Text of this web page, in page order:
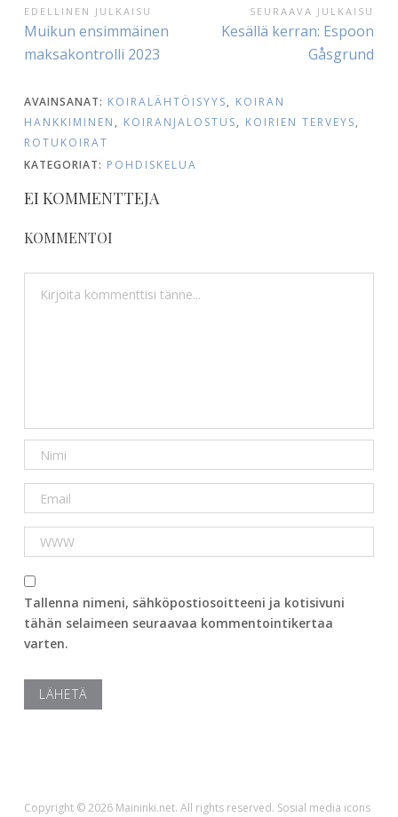
ARTIKKELIEN
SELAUS
EDELLINEN JULKAISU
Edellinen
julkaisu:
Muikun ensimmäinen
maksakontrolli 2023
SEURAAVA JULKAISU
Seuraava
Kesällä kerran: Espoon
Gåsgrund
AVAINSANAT: KOIRALÄHTÖISYYS, KOIRAN
HANKKIMINEN , KOIRANJALOSTUS, KOIRIEN TERVEYS,
ROTUKOIRAT
KATEGORIAT: POHDISKELUA
EI KOMMENTTEJA
KOMMENTOI
Tallenna nimeni, sähköpostiosoitteeni ja kotisivuni
tähän selaimeen seuraavaa kommentointikertaa
varten.
Copyright © 2026 Maininki.net. All rights reserved. Sosial media icons